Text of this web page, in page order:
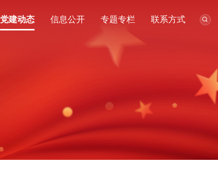
党建动态 信息公开 专题专栏 联系方式